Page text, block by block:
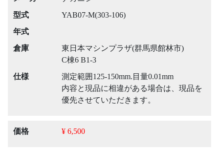
型式
YAB07-M(303-106)
年式
倉庫
東日本マシンプラザ(群馬県館林市)
C棟6 B1-3
仕様
測定範囲125-150mm.目量0.01mm
内容と現品に相違がある場合は、現品を
優先させていただきます。
価格 ¥ 6,500